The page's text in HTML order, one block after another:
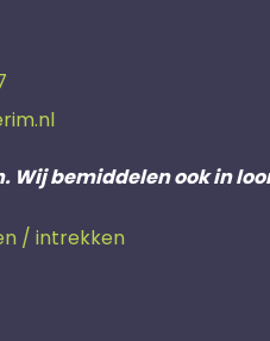
Wij bemiddelen ook in
/ intrekken